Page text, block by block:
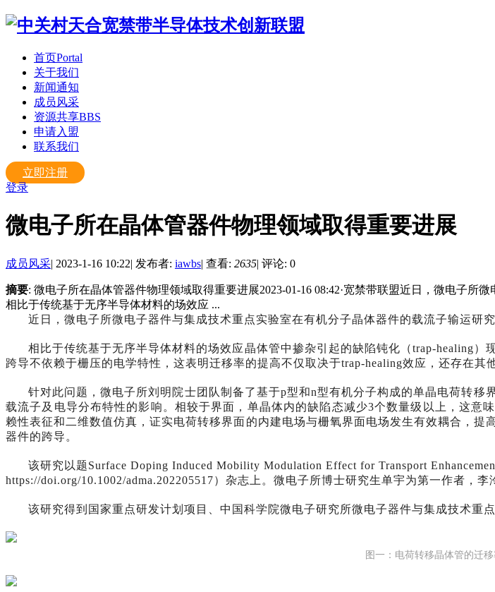
首页Portal
关于我们
新闻通知
成员风采
资源共享BBS
申请入盟
联系我们
立即注册
登录
微电子所在晶体管器件物理领域取得重要进展
成员风采| 2023-1-16 10:22| 发布者: iawbs| 查看: 2635| 评论: 0
摘要: 微电子所在晶体管器件物理领域取得重要进展2023-01-16 08:42·宽禁带联盟近日，微电子
相比于传统基于无序半导体材料的场效应 ...
近日，微电子所微电子器件与集成技术重点实验室在有机分子晶体器件的载流子输运研
相比于传统基于无序半导体材料的场效应晶体管中掺杂引起的缺陷钝化（trap-healing
跨导不依赖于栅压的电学特性，这表明迁移率的提高不仅取决于trap-healing效应，还存在其
针对此问题，微电子所刘明院士团队制备了基于p型和n型有机分子构成的单晶电荷转
载流子及电导分布特性的影响。相较于界面，单晶体内的缺陷态减少3个数量级以上，这
赖性表征和二维数值仿真，证实电荷转移界面的内建电场与栅氧界面电场发生有效耦合，
器件的跨导。
该研究以题Surface Doping Induced Mobility Modulation Effect for Transport
https://doi.org/10.1002/adma.202205517）杂志上。微电子所博士研究生单宇为第一作者，李
该研究得到国家重点研发计划项目、中国科学院微电子研究所微电子器件与集成技术重
图一：电荷转移晶体管的迁